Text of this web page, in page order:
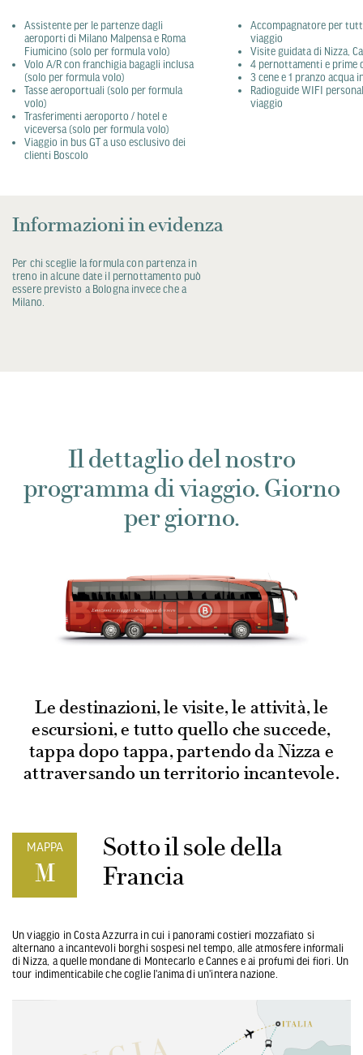
Assistente per le partenze dagli
aeroporti di Milano Malpensa e Roma
Fiumicino (solo per formula volo)
Volo A/R con franchigia bagagli inclusa
(solo per formula volo)
Tasse aeroportuali (solo per formula
volo)
Trasferimenti aeroporto / hotel e
viceversa (solo per formula volo)
Viaggio in bus GT a uso esclusivo dei
clienti Boscolo
Accompagnatore per
viaggio
Visite guidata di Nizza,
4 pernottamenti e prime
3 cene e 1 pranzo acqua
Radioguide WIFI
viaggio
Informazioni in evidenza
Per chi sceglie la formula con partenza in
treno in alcune date il pernottamento può
essere previsto a Bologna invece che a
Milano.
Il dettaglio del nostro
programma di viaggio. Giorno
per giorno.
Le destinazioni, le visite, le attività, le
escursioni, e tutto quello che succede,
tappa dopo tappa, partendo da Nizza e
attraversando un territorio incantevole.
MAPPA
M
Sotto il sole della
Francia
Un viaggio in Costa Azzurra in cui i panorami costieri mozzafiato si
alternano a incantevoli borghi sospesi nel tempo, alle atmosfere informali
di Nizza, a quelle mondane di Montecarlo e Cannes e ai profumi dei fiori. Un
tour indimenticabile che coglie l'anima di un'intera nazione.